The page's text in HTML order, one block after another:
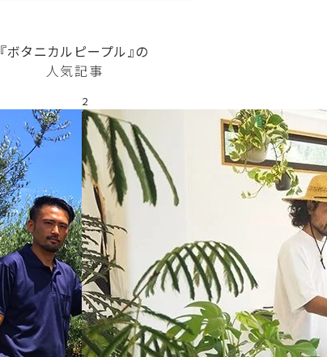
『ボタニカルピープル』の
人気記事
2